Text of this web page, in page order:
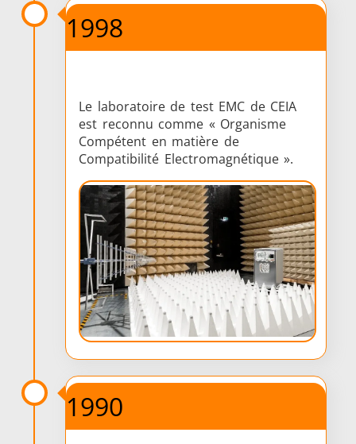
1998
Le laboratoire de test EMC de CEIA
est reconnu comme « Organisme
Compétent en matière de
Compatibilité Electromagnétique ».
1990